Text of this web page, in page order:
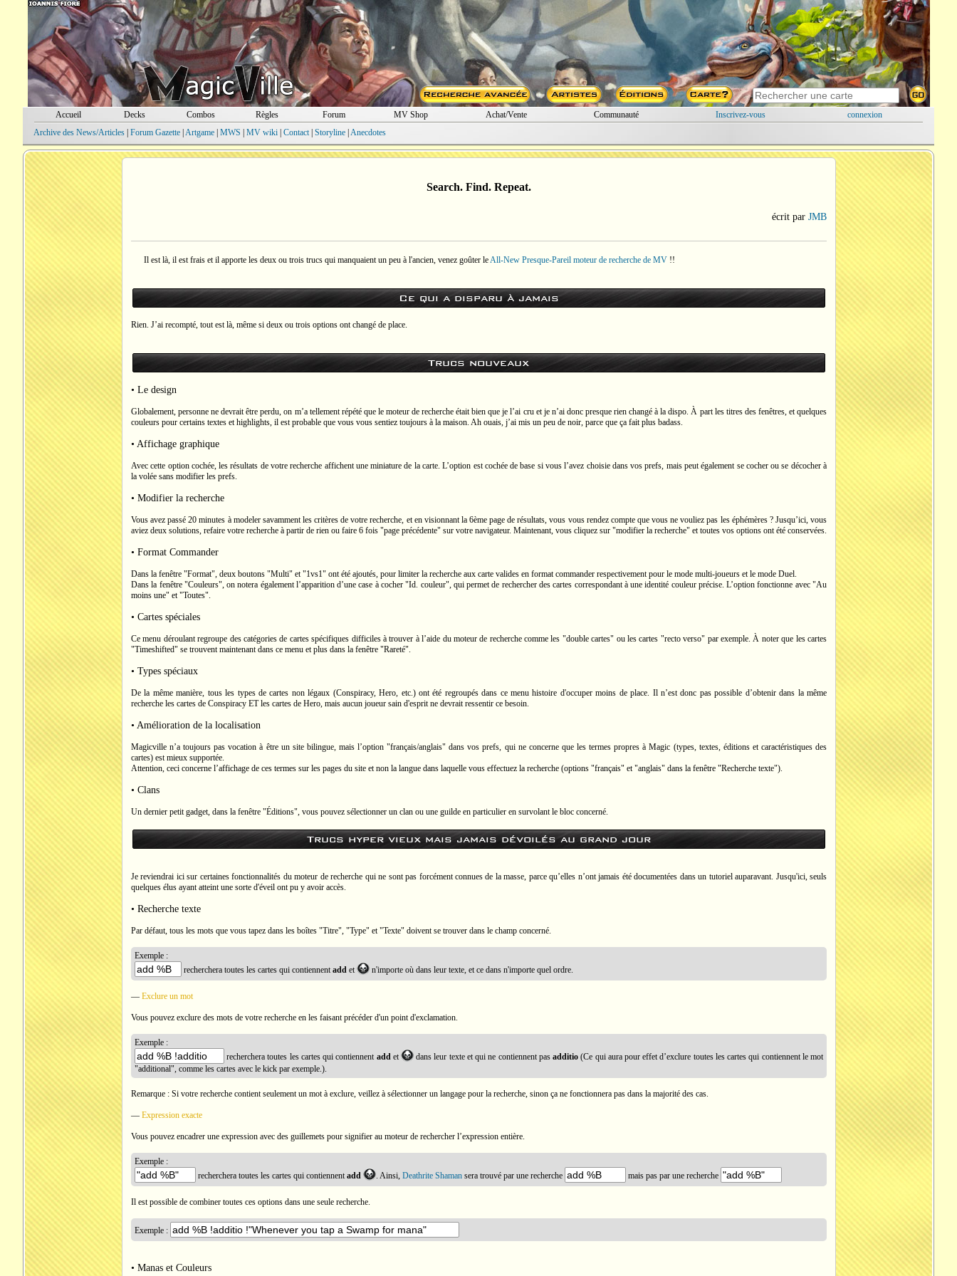
Accueil Decks Combos Règles Forum MV Shop Achat/Vente Communauté Inscrivez-vous
connexion
Archive des News/Articles| Forum Gazette| Artgame| MWS MV wiki| Contact| Storyline| Anecdotes
Search. Find. Repeat.
écrit parJMB
Il est là, il est frais et il apporte les deux ou trois trucs qui manquaient un peu à l'ancien, venez goûter leAll-New Presque-Pareil moteur de recherche de MV!!
Ce qui a disparu à jamais
Rien. J’ai recompté, tout est là, même si deux ou trois options ont changé de place.
Trucs nouveaux
• Le design
Globalement, personne ne devrait être perdu, on m’a tellement répété que le moteur de recherche était bien que je l’ai cru et je n’ai donc presque rien changé à la dispo. À part les titres des fenêtres, et quelques
couleurs pour certains textes et highlights, il est probable que vous vous sentiez toujours à la maison. Ah ouais, j’ai mis un peu de noir, parce que ça fait plus badass.
• Affichage graphique
Avec cette option cochée, les résultats de votre recherche affichent une miniature de la carte. L’option est cochée de base si vous l’avez choisie dans vos prefs, mais peut également se cocher ou se décocher à
la volée sans modifier les prefs.
• Modifier la recherche
Vous avez passé 20 minutes à modeler savamment les critères de votre recherche, et en visionnant la 6ème page de résultats, vous vous rendez compte que vous ne vouliez pas les éphémères ? Jusqu’ici, vous
aviez deux solutions, refaire votre recherche à partir de rien ou faire 6 fois "page précédente" sur votre navigateur. Maintenant, vous cliquez sur "modifier la recherche" et toutes vos options ont été conservées.
• Format Commander
Dans la fenêtre "Format", deux boutons "Multi" et "1vs1" ont été ajoutés, pour limiter la recherche aux carte valides en format commander respectivement pour le mode multi-joueurs et le mode Duel.
Dans la fenêtre "Couleurs", on notera également l’apparition d’une case à cocher "Id. couleur", qui permet de rechercher des cartes correspondant à une identité couleur précise. L’option fonctionne avec "Au
moins une" et "Toutes".
• Cartes spéciales
Ce menu déroulant regroupe des catégories de cartes spécifiques difficiles à trouver à l’aide du moteur de recherche comme les "double cartes" ou les cartes "recto verso" par exemple. À noter que les cartes
"Timeshifted" se trouvent maintenant dans ce menu et plus dans la fenêtre "Rareté".
• Types spéciaux
De la même manière, tous les types de cartes non légaux (Conspiracy, Hero, etc.) ont été regroupés dans ce menu histoire d'occuper moins de place. Il n’est donc pas possible d’obtenir dans la même
recherche les cartes de Conspiracy ET les cartes de Hero, mais aucun joueur sain d'esprit ne devrait ressentir ce besoin.
• Amélioration de la localisation
Magicville n’a toujours pas vocation à être un site bilingue, mais l’option "français/anglais" dans vos prefs, qui ne concerne que les termes propres à Magic (types, textes, éditions et caractéristiques des
cartes) est mieux supportée.
Attention, ceci concerne l’affichage de ces termes sur les pages du site et non la langue dans laquelle vous effectuez la recherche (options "français" et "anglais" dans la fenêtre "Recherche texte").
• Clans
Un dernier petit gadget, dans la fenêtre "Éditions", vous pouvez sélectionner un clan ou une guilde en particulier en survolant le bloc concerné.
Trucs hyper vieux mais jamais dévoilés au grand jour
Je reviendrai ici sur certaines fonctionnalités du moteur de recherche qui ne sont pas forcément connues de la masse, parce qu’elles n’ont jamais été documentées dans un tutoriel auparavant. Jusqu'ici, seuls
quelques élus ayant atteint une sorte d'éveil ont pu y avoir accès.
• Recherche texte
Par défaut, tous les mots que vous tapez dans les boîtes "Titre", "Type" et "Texte" doivent se trouver dans le champ concerné.
Exemple :
recherchera toutes les cartes qui contiennentaddet n'importe où dans leur texte, et ce dans n'importe quel ordre.
— Exclure un mot
Vous pouvez exclure des mots de votre recherche en les faisant précéder d'un point d'exclamation.
Exemple :
recherchera toutes les cartes qui contiennent addet dans leur texte et qui ne contiennent pasadditio (Ce qui aura pour effet d’exclure toutes les cartes qui contiennent le mot
"additional", comme les cartes avec le kick par exemple.).
Remarque : Si votre recherche contient seulement un mot à exclure, veillez à sélectionner un langage pour la recherche, sinon ça ne fonctionnera pas dans la majorité des cas.
— Expression exacte
Vous pouvez encadrer une expression avec des guillemets pour signifier au moteur de rechercher l’expression entière.
Exemple :
recherchera toutes les cartes qui contiennentadd . Ainsi, Deathrite Shamansera trouvé par une recherche mais pas par une recherche
Il est possible de combiner toutes ces options dans une seule recherche.
Exemple :
• Manas et Couleurs